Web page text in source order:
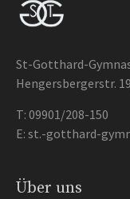
St-Gotthard-
Hengersbergerstr.
T: 09901/208-150
E: st.-gotthard-
Über uns